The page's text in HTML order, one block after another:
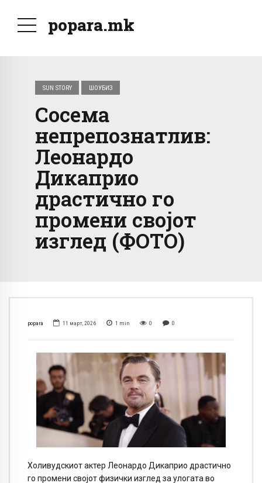
popara.mk
SUN STORY ШОУБИЗ
Сосема
непрепознатлив:
Леонардо
Дикаприо
драстично го
промени својот
изглед (ФОТО)
popara 11 март, 2026 1 min 0 0
Холивудскиот актер Леонардо Дикаприо драстично
го промени својот физички изглед за улогата во